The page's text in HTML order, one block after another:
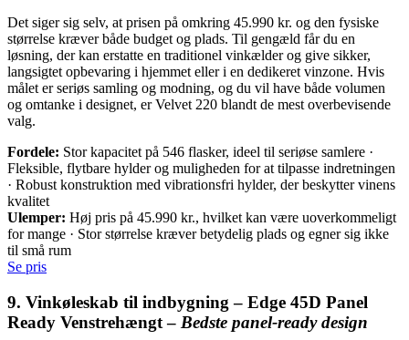
Det siger sig selv, at prisen på omkring 45.990 kr. og den fysiske
størrelse kræver både budget og plads. Til gengæld får du en
løsning, der kan erstatte en traditionel vinkælder og give sikker,
langsigtet opbevaring i hjemmet eller i en dedikeret vinzone. Hvis
målet er seriøs samling og modning, og du vil have både volumen
og omtanke i designet, er Velvet 220 blandt de mest overbevisende
valg.
Fordele: Stor kapacitet på 546 flasker, ideel til seriøse samlere ·
Fleksible, flytbare hylder og muligheden for at tilpasse indretningen
· Robust konstruktion med vibrationsfri hylder, der beskytter vinens
kvalitet
Ulemper: Høj pris på 45.990 kr., hvilket kan være uoverkommeligt
for mange · Stor størrelse kræver betydelig plads og egner sig ikke
til små rum
Se pris
9. Vinkøleskab til indbygning – Edge 45D Panel
Ready Venstrehængt – Bedste panel-ready design